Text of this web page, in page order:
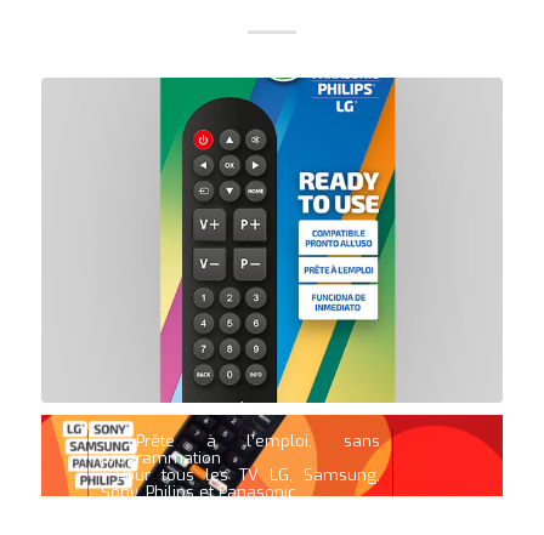
• Prête à l’emploi, sans
programmation
• Pour tous les TV LG, Samsung,
Sony, Philips et Panasonic